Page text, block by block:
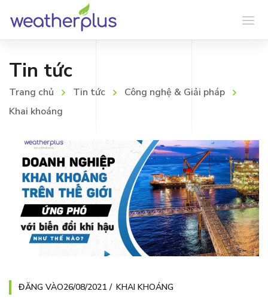
Tin tức
Trang chủ Tin tức
Công nghệ & Giải pháp
Khai khoáng
ĐĂNG VÀO26/08/2021 KHAI KHOÁNG